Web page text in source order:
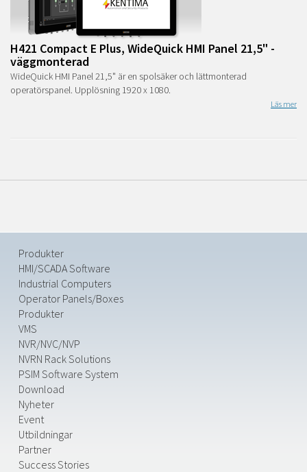
H421 Compact E Plus, WideQuick HMI Panel 21,5" -
väggmonterad
WideQuick HMI Panel 21,5" är en spolsäker och lättmonterad
operatörspanel. Upplösning 1920 x 1080.
Läs mer
Produkter
HMI/SCADA Software
Industrial Computers
Operator Panels/Boxes
Produkter
VMS
NVR/NVC/NVP
NVRN Rack Solutions
PSIM Software System
Download
Nyheter
Event
Utbildningar
Partner
Success Stories